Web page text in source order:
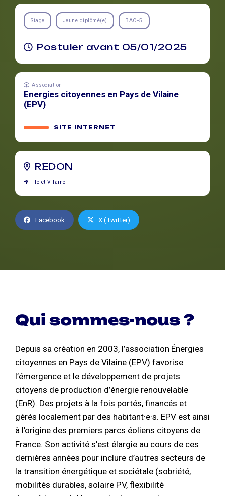
Stage Jeune diplômé(e) BAC+5
Postuler avant 05/01/2025
Association
Energies citoyennes en Pays de Vilaine
(EPV)
SITE INTERNET
REDON
Ille et Vilaine
Facebook X (Twitter)
Qui sommes-nous ?
Depuis sa création en 2003, l’association Énergies
citoyennes en Pays de Vilaine (EPV) favorise
l’émergence et le développement de projets
citoyens de production d’énergie renouvelable
(EnR). Des projets à la fois portés, financés et
gérés localement par des habitant·e·s. EPV est ainsi
à l’origine des premiers parcs éoliens citoyens de
France. Son activité s’est élargie au cours de ces
dernières années pour inclure d’autres secteurs de
la transition énergétique et sociétale (sobriété,
mobilités durables, solaire PV, flexibilité